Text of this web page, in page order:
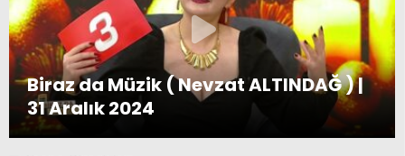
Biraz da Müzik ( Nevzat ALTINDAĞ ) |
31 Aralık 2024